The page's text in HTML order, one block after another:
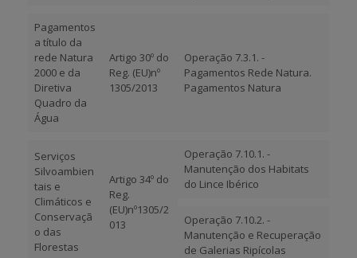
Pagamentos
a título da
rede Natura
2000 e da
Diretiva
Quadro da
Água
Artigo 30º do
Reg. (EU)nº
1305/2013
Operação 7.3.1. -
Pagamentos Rede Natura.
Pagamentos Natura
Serviços
Silvoambien
tais e
Climáticos e
Conservaçã
o das
Florestas
Artigo 34º do
Reg.
(EU)nº1305/2
013
Operação 7.10.1. -
Manutenção dos Habitats
do Lince Ibérico
Operação 7.10.2. -
Manutenção e Recuperação
de Galerias Ripícolas